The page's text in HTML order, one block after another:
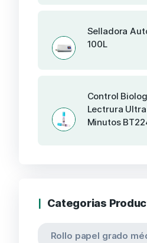
Selladora
100L
Control
Lectrura
Minutos
Categorias